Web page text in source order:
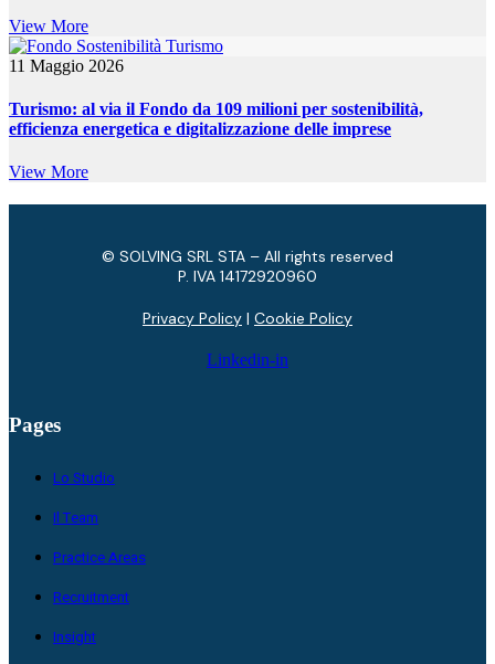
View More
11 Maggio 2026
Turismo: al via il Fondo da 109 milioni per sostenibilità,
efficienza energetica e digitalizzazione delle imprese
View More
© SOLVING SRL STA – All rights reserved
P. IVA ​14172920960
Privacy Policy | Cookie Policy
Linkedin-in
Pages
Lo Studio
Il Team
Practice Areas
Recruitment
Insight